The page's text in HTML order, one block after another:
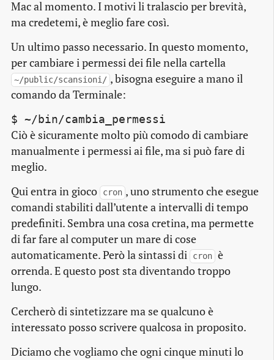
Mac al momento. I motivi li tralascio per brevità,
ma credetemi, è meglio fare così.
Un ultimo passo necessario. In questo momento,
per cambiare i permessi dei file nella cartella
~/public/scansioni/ , bisogna eseguire a mano il
comando da Terminale:
$ ~/bin/cambia_permessi
Ciò è sicuramente molto più comodo di cambiare
manualmente i permessi ai file, ma si può fare di
meglio.
Qui entra in gioco
cron , uno strumento che esegue
comandi stabiliti dall’utente a intervalli di tempo
predefiniti. Sembra una cosa cretina, ma permette
di far fare al computer un mare di cose
automaticamente. Però la sintassi di
cron è
orrenda. E questopost sta diventando troppo
lungo.
Cercherò di sintetizzare ma se qualcuno è
interessato posso scrivere qualcosa in proposito.
Diciamo che vogliamo che ogni cinque minuti lo